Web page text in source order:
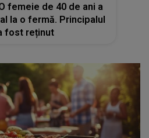
femeie de 40 de ani a
la o fermă. Principalul
fost reținut